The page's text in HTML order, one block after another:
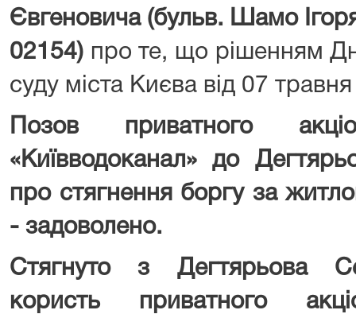
Євгеновича (бульв. Шамо
02154) про те, що рішенням
суду міста Києва від 07
Позов приватного
«Київводоканал» до
про стягнення боргу за
- задоволено.
Стягнуто з Дегтярьова
користь приватного